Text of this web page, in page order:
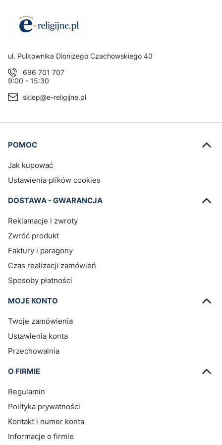
Adres:
ul. Pułkownika Dionizego Czachowskiego 40
696 701 707
9:00 - 15:30
sklep@e-religijne.pl
Linki w stopce
POMOC
Jak kupować
Ustawienia plików cookies
DOSTAWA - GWARANCJA
Reklamacje i zwroty
Zwróć produkt
Faktury i paragony
Czas realizacji zamówień
Sposoby płatności
MOJE KONTO
Twoje zamówienia
Ustawienia konta
Przechowalnia
O FIRMIE
Regulamin
Polityka prywatności
Kontakt i numer konta
Informacje o firmie